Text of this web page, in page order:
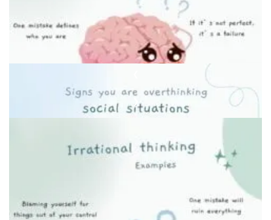
Человек избегает зрительного контакта